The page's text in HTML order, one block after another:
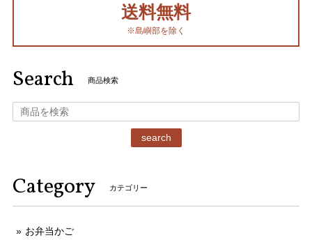
送料無料
※島嶼部を除く
Search 商品検索
search
Category カテゴリー
お弁当かご